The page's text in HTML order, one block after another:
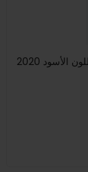
إطار من تآكل الألمنيوم من ماشيفيت باللون الأسود 2020 V-فتحة لآلة